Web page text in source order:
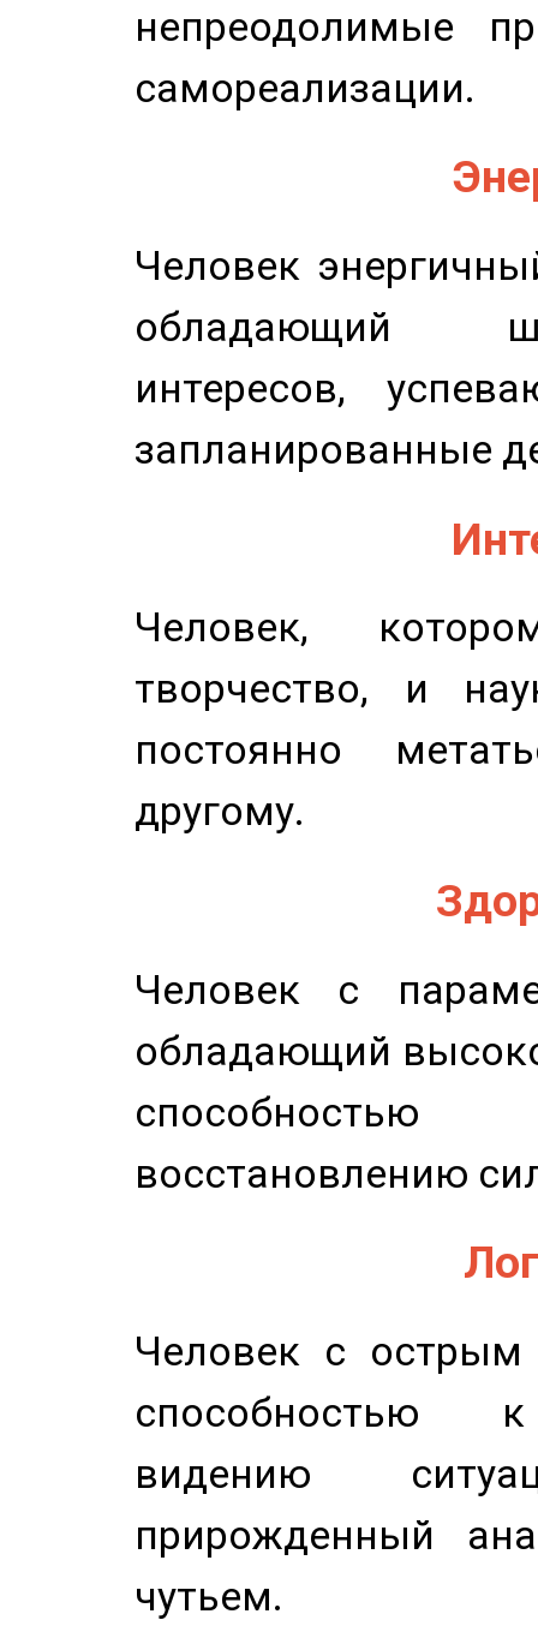
непреодолимые
самореализации.
Человек
обладающий
интересов,
запланированные
Человек,
творчество, и
постоянно
другому.
Человек с
обладающий
восстановлению
Человек с
способностью к
видению
прирожденный
чутьем.